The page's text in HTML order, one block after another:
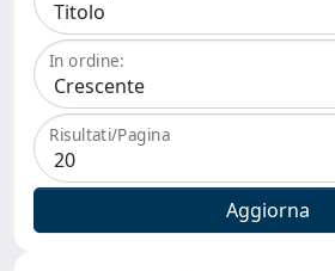
In ordine:
Risultati/Pagina